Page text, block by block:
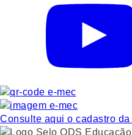
Consulte aqui o cadastro